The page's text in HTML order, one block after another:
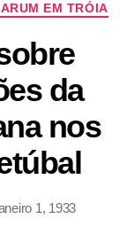
EM TRÓIA
da
nos
1, 1933